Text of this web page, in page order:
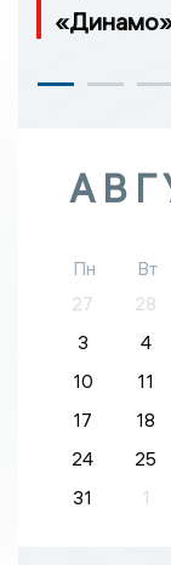
Пн Вт
27
28
3
4
10
11
17
18
24
25
31
1